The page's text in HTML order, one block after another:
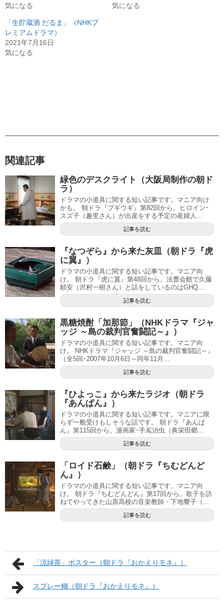
気になる
気になる
「生貯蔵酒 だるま」（NHKプ
レミアムドラマ）
2021年7月16日
気になる
関連記事
緑色のデスクライト（大阪局制作の朝ド
ラ）
ドラマの小道具に関する短い記事です。マニア向け
かも。 朝ドラ『ブギウギ』第82回から。ヒロイン･
スズ子（趣里さん）が出産をする予定の産婦人...
記事を読む
『なつぞら』から来た灰皿（朝ドラ『虎
に翼』）
ドラマの小道具に関する短い記事です。マニア向
け。 朝ドラ『虎に翼』第48回から。法曹会館で久藤
頼安（沢村一樹さん）と話をしているのはGHQ...
記事を読む
黒糖焼酎「加那節」（NHKドラマ『ジャ
ッジ ～島の裁判官奮闘記～』）
ドラマの小道具に関する短い記事です。マニア向
け。 NHKドラマ『ジャッジ ～島の裁判官奮闘記～』
（全5回･2007年10月6日～同年11月...
記事を読む
『ひよっこ』から来たラジオ（朝ドラ
『あんぱん』）
ドラマの小道具に関する短い記事です。マニアに限
らず一般受けもしそうな話です。 朝ドラ『あんぱ
ん』第115回から。漫画家･手嶌治虫（眞栄田郷...
記事を読む
「ロイド石鹸」（朝ドラ『ちむどんど
ん』）
ドラマの小道具に関する短い記事です。マニア向
け。 朝ドラ『ちむどんどん』第17回から。歌子を訪
ねてやってきた山原高校の音楽教師・下地響子（...
記事を読む
「涼緑茶」ポスター（朝ドラ『おかえりモネ』）
スプレー糊（朝ドラ『おかえりモネ』）